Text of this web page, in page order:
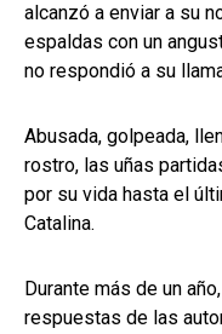
alcanzó a enviar a su
espaldas con un
no respondió a su
Abusada, golpeada,
rostro, las uñas
por su vida hasta el
Catalina.
Durante más de un
respuestas de las